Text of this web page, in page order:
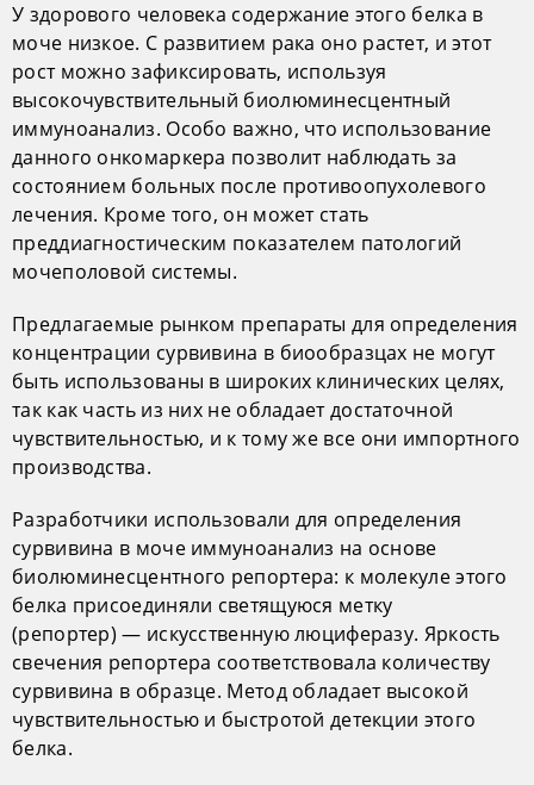
У здорового человека содержание этого белка в
моче низкое. С развитием рака оно растет, и этот
рост можно зафиксировать, используя
высокочувствительный биолюминесцентный
иммуноанализ. Особо важно, что использование
данного онкомаркера позволит наблюдать за
состоянием больных после противоопухолевого
лечения. Кроме того, он может стать
преддиагностическим показателем патологий
мочеполовой системы.
Предлагаемые рынком препараты для определения
концентрации сурвивина в биообразцах не могут
быть использованы в широких клинических целях,
так как часть из них не обладает достаточной
чувствительностью, и к тому же все они импортного
производства.
Разработчики использовали для определения
сурвивина в моче иммуноанализ на основе
биолюминесцентного репортера: к молекуле этого
белка присоединяли светящуюся метку
(репортер) — искусственную люциферазу. Яркость
свечения репортера соответствовала количеству
сурвивина в образце. Метод обладает высокой
чувствительностью и быстротой детекции этого
белка.